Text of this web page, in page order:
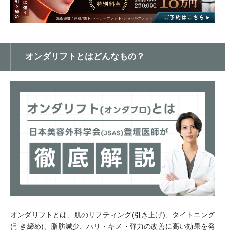
オンダリフトとはどんなもの？
オンダリフトとは、肌のリフティング(引き上げ)、タイトニング
(引き締め)、脂肪減少、ハリ・キメ・弾力の改善に高い効果を発